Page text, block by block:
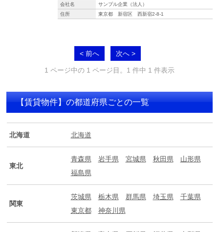
会社名
サンプル企業（法人）
住所
東京都 新宿区 西新宿2-8-1
< 前へ 次へ >
1 ページ中の 1 ページ目。1 件中 1 件表示
【賃貸物件】の都道府県ごとの一覧
北海道 北海道
東北
青森県 岩手県 宮城県 秋田県
山形県
福島県
関東
茨城県 栃木県 群馬県 埼玉県
千葉県
東京都
神奈川県